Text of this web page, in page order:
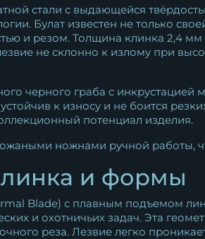
41
стали с выдающейся
Булат известен не только
и резом. Толщина клинка 2,4
не склонно к излому при
черного граба с
к износу и не боится
потенциал изделия.
ножнами ручной работы,
и формы
Blade) с плавным подъемом
и охотничьих задач. Эта
реза. Лезвие легко